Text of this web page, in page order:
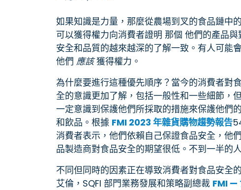
如果知識是力量，那麼從農場到叉的食品鏈中
可以獲得權力向消費者證明 那個 他們的產品與
安全和品質的越來越深的了解一致。有人可能
他們 應該獲得權力。
為什麼要進行這種優先順序？當今的消費者對
全的意識更加了解，包括一般性和一些細節，
一定意識到保護他們所採取的措施來保護他們
和飲品。根據 FMI 2023 年雜貨購物趨勢報告
消費者表示，他們依賴自己保證食品安全，他
品製造商對食品安全的期望很低。不到一半的
不同但同時的因素正在導致消費者對食品安全
艾倫，SQFI 部門業務發展和策略副總裁 FMI —